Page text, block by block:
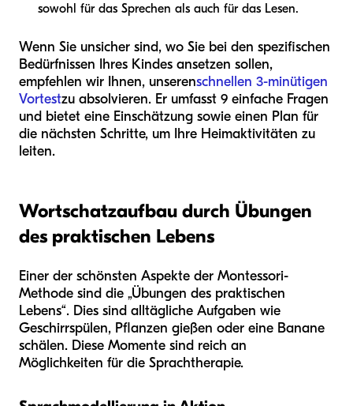
sowohl für das Sprechen als auch für das Lesen.
Wenn Sie unsicher sind, wo Sie bei den spezifischen
Bedürfnissen Ihres Kindes ansetzen sollen,
empfehlen wir Ihnen, unserenschnellen 3-minütigen
Vortestzu absolvieren. Er umfasst 9 einfache Fragen
und bietet eine Einschätzung sowie einen Plan für
die nächsten Schritte, um Ihre Heimaktivitäten zu
leiten.
Wortschatzaufbau durch Übungen
des praktischen Lebens
Einer der schönsten Aspekte der Montessori-
Methode sind die „Übungen des praktischen
Lebens“. Dies sind alltägliche Aufgaben wie
Geschirrspülen, Pflanzen gießen oder eine Banane
schälen. Diese Momente sind reich an
Möglichkeiten für die Sprachtherapie.